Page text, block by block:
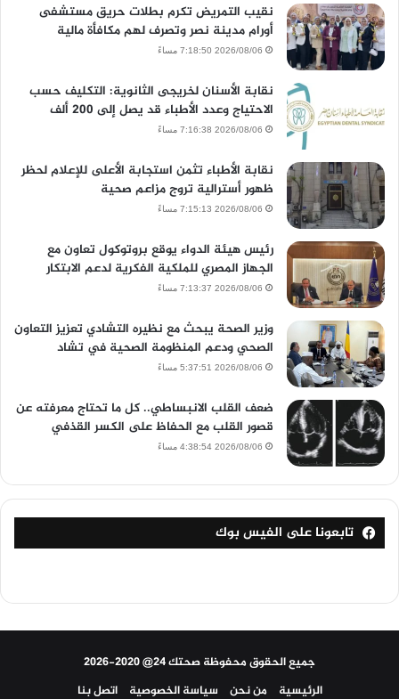
نقيب التمريض تكرم بطلات حريق مستشفى
أورام مدينة نصر وتصرف لهم مكافأة مالية
2026/08/06 7:18:50 مساءً
نقابة الأسنان لخريجى الثانوية: التكليف حسب
الاحتياج وعدد الأطباء قد يصل إلى 200 ألف
2026/08/06 7:16:38 مساءً
نقابة الأطباء تثمن استجابة الأعلى للإعلام لحظر
ظهور أسترالية تروج مزاعم صحية
2026/08/06 7:15:13 مساءً
رئيس هيئة الدواء يوقع بروتوكول تعاون مع
الجهاز المصري للملكية الفكرية لدعم الابتكار
2026/08/06 7:13:37 مساءً
وزير الصحة يبحث مع نظيره التشادي تعزيز التعاون
الصحي ودعم المنظومة الصحية في تشاد
2026/08/06 5:37:51 مساءً
ضعف القلب الانبساطي.. كل ما تحتاج معرفته عن
قصور القلب مع الحفاظ على الكسر القذفي
2026/08/06 4:38:54 مساءً
تابعونا على الفيس بوك
جميع الحقوق محفوظة صحتك 24@ 2020-2026
الرئيسية
من نحن سياسة الخصوصية اتصل بنا